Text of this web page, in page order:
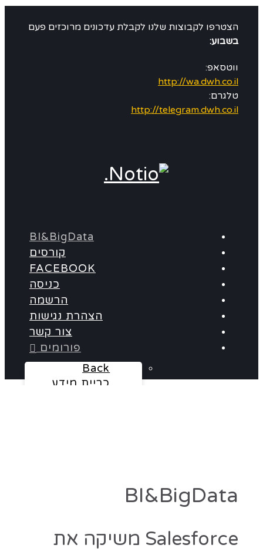
הצטרפו לקבוצות שלנו לקבלת עדכונים מרוכזים פעם
בשבוע:
ווטסאפ:
http://wa.dwh.co.il
טלגרם:
http://telegram.dwh.co.il
BI&BigData
קורסים
FACEBOOK
כניסה
הרשמה
הצהרת נגישות
צור קשר
פורומים
Back
כריית מידע
BI&BigData
Salesforce משיקה את